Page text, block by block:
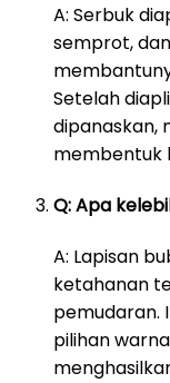
A: Serbuk
semprot,
Setelah
dipanaskan,
membentuk
Q: Apa
A: Lapisan
ketahanan
pemudaran.
pilihan